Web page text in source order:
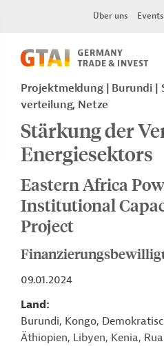
Über uns Events
Projektmeldung Burundi
verteilung, Netze
Stärkung der
Energiesektors
Eastern Africa
Institutional
Project
09.01.2024
Land
Burundi, Kongo,
Äthiopien, Libyen, Kenia,